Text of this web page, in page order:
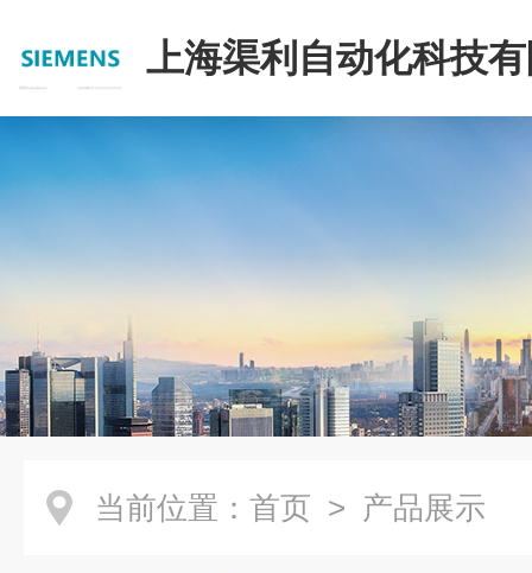
上海渠利自动化科技
当前位置： 首页 > 产品展示